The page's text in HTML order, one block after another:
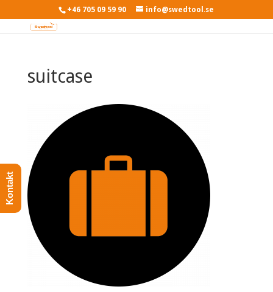
+46 705 09 59 90 info@swedtool.se
suitcase
Kontakt